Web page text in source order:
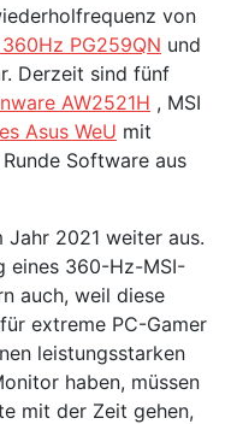
von
PG259QN und
Derzeit sind fünf
AW2521H , MSI
Asus WeU mit
Software aus
Jahr 2021 weiter aus.
eines 360-Hz-MSI-
auch, weil diese
extreme PC-Gamer
leistungsstarken
haben, müssen
mit der Zeit gehen,